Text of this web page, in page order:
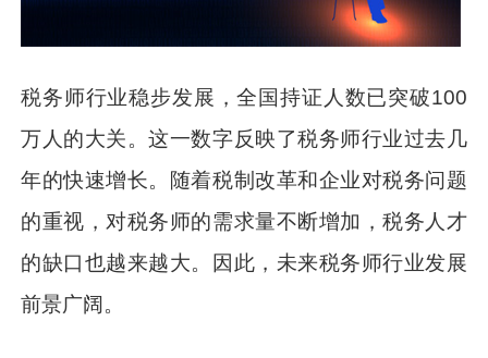
税务师行业稳步发展，全国持证人数已突破100
万人的大关。这一数字反映了税务师行业过去几
年的快速增长。随着税制改革和企业对税务问题
的重视，对税务师的需求量不断增加，税务人才
的缺口也越来越大。因此，未来税务师行业发展
前景广阔。